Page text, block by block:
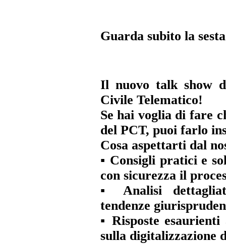
Guarda subito la
Il nuovo talk show
Civile Telematico!
Se hai voglia di fare
del PCT, puoi farlo
Cosa aspettarti dal
▪️ Consigli pratici e
con sicurezza il
▪️ Analisi
tendenze
▪️ Risposte
sulla digitalizzazione